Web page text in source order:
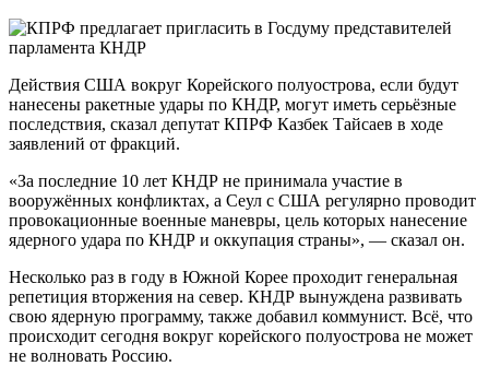
Действия США вокруг Корейского полуострова, если будут
нанесены ракетные удары по КНДР, могут иметь серьёзные
последствия, сказал депутат КПРФ Казбек Тайсаев в ходе
заявлений от фракций.
«За последние 10 лет КНДР не принимала участие в
вооружённых конфликтах, а Сеул с США регулярно проводит
провокационные военные маневры, цель которых нанесение
ядерного удара по КНДР и оккупация страны», — сказал он.
Несколько раз в году в Южной Корее проходит генеральная
репетиция вторжения на север. КНДР вынуждена развивать
свою ядерную программу, также добавил коммунист. Всё, что
происходит сегодня вокруг корейского полуострова не может
не волновать Россию.